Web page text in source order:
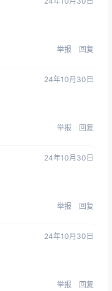
举报 回复
24年10月30日
举报 回复
24年10月30日
举报 回复
24年10月30日
举报 回复